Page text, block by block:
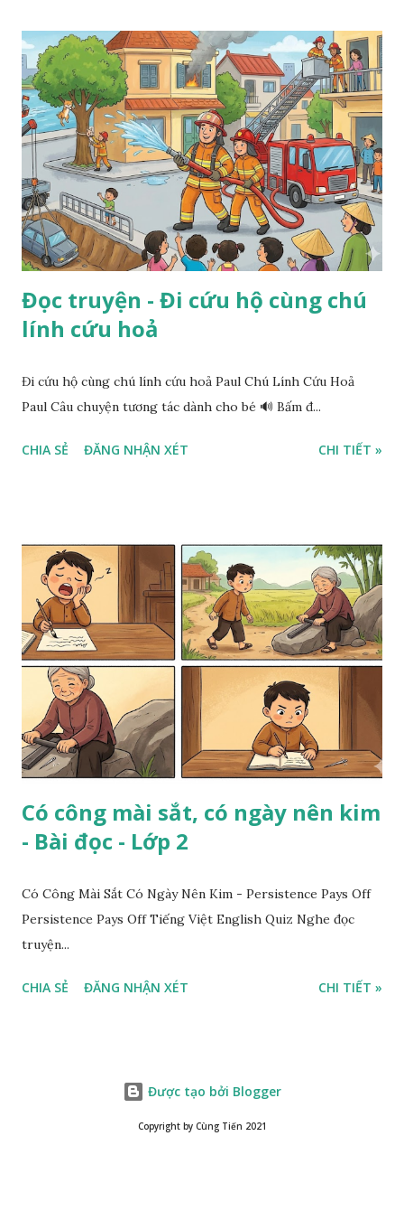
Đọc truyện - Đi cứu hộ cùng chú
lính cứu hoả
Đi cứu hộ cùng chú lính cứu hoả Paul Chú Lính Cứu Hoả
Paul Câu chuyện tương tác dành cho bé 🔊 Bấm đ...
CHIA SẺ ĐĂNG NHẬN XÉT CHI TIẾT »
Có công mài sắt, có ngày nên kim
- Bài đọc - Lớp 2
Có Công Mài Sắt Có Ngày Nên Kim - Persistence Pays Off
Persistence Pays Off Tiếng Việt English Quiz Nghe đọc
truyện...
CHIA SẺ ĐĂNG NHẬN XÉT CHI TIẾT »
Được tạo bởi Blogger
Copyright by Cùng Tiến 2021